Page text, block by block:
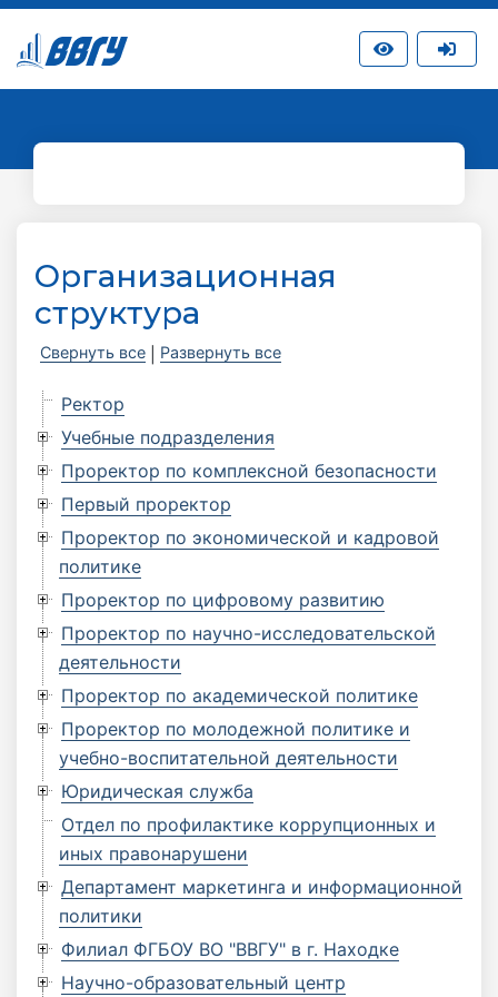
Организационная
структура
Свернуть все Развернуть все
Ректор
Учебные подразделения
Проректор по комплексной безопасности
Первый проректор
Проректор по экономической и кадровой
политике
Проректор по цифровому развитию
Проректор по научно-исследовательской
деятельности
Проректор по академической политике
Проректор по молодежной политике и
учебно-воспитательной деятельности
Юридическая служба
Отдел по профилактике коррупционных и
иных правонарушени
Департамент маркетинга и информационной
политики
Филиал ФГБОУ ВО "ВВГУ" в г. Находке
Научно-образовательный центр